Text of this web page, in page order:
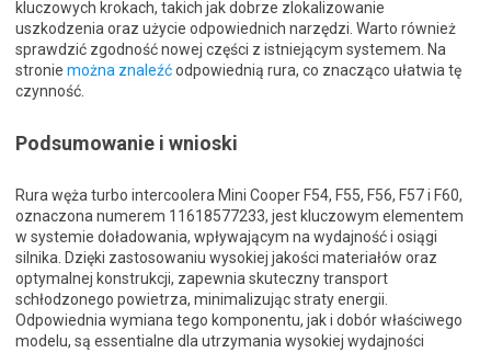
kluczowych krokach, takich jak dobrze zlokalizowanie
uszkodzenia oraz użycie odpowiednich narzędzi. Warto również
sprawdzić zgodność nowej części z istniejącym systemem. Na
stronie można znaleźćodpowiednią rura, co znacząco ułatwia tę
czynność.
Podsumowanie i wnioski
Rura węża turbo intercoolera Mini Cooper F54, F55, F56, F57 i F60,
oznaczona numerem 11618577233, jest kluczowym elementem
w systemie doładowania, wpływającym na wydajność i osiągi
silnika. Dzięki zastosowaniu wysokiej jakości materiałów oraz
optymalnej konstrukcji, zapewnia skuteczny transport
schłodzonego powietrza, minimalizując straty energii.
Odpowiednia wymiana tego komponentu, jak i dobór właściwego
modelu, są essentialne dla utrzymania wysokiej wydajności